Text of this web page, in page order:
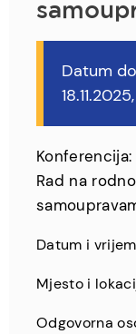
Datum
Rad na
Datum i
Mjesto i
Odgovorna